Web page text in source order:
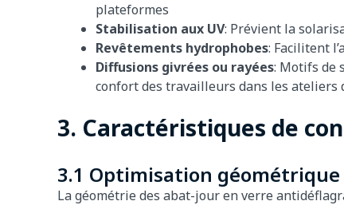
plateformes
Stabilisation aux UV: Prévient la
Revêtements hydrophobes: Facilitent
Diffusions givrées ou rayées: Motifs de
confort des travailleurs dans les ateliers
3. Caractéristiques de
3.1 Optimisation
La géométrie des abat-jour en verre